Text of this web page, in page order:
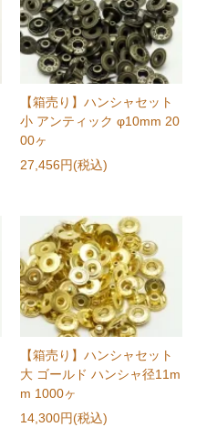
【箱売り】ハンシャセット
小 アンティック φ10mm 20
00ヶ
27,456円(税込)
【箱売り】ハンシャセット
大 ゴールド ハンシャ径11m
m 1000ヶ
14,300円(税込)